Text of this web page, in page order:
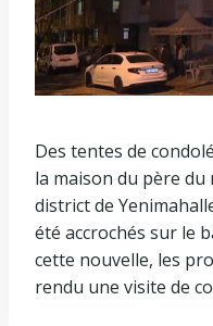
Des tentes de
la maison du père
district de
été accrochés sur le
cette nouvelle, les
rendu une visite de